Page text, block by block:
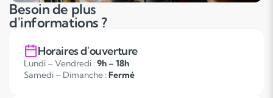
Besoin de plus
d'informations ?
Horaires d'ouverture
Lundi – Vendredi : 9h – 18h
Samedi – Dimanche : Fermé